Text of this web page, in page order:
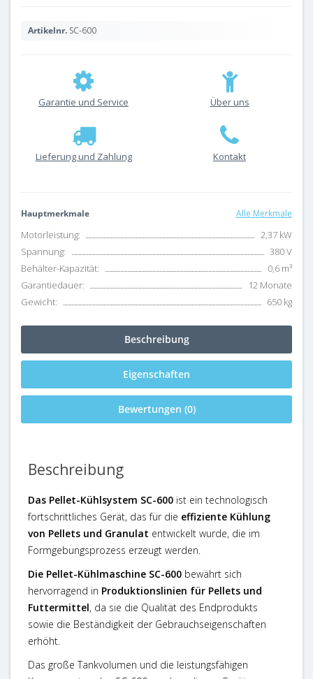
Artikelnr. SC-600
Garantie und Service Über uns
Lieferung und Zahlung Kontakt
Hauptmerkmale Alle Merkmale
Motorleistung:
2,37 kW
Spannung:
380 V
Behälter-Kapazität:
0,6 m³
Garantiedauer:
12 Monate
Gewicht:
650 kg
Beschreibung
Eigenschaften
Bewertungen (0)
Beschreibung
Das Pellet-Kühlsystem SC-600 ist ein technologisch
fortschrittliches Gerät, das für die effiziente Kühlung
von Pellets und Granulat entwickelt wurde, die im
Formgebungsprozess erzeugt werden.
Die Pellet-Kühlmaschine SC-600 bewährt sich
hervorragend in Produktionslinien für Pellets und
Futtermittel, da sie die Qualität des Endprodukts
sowie die Beständigkeit der Gebrauchseigenschaften
erhöht.
Das große Tankvolumen und die leistungsfähigen